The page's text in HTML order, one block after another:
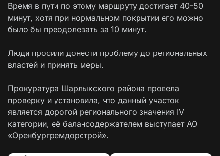
Время в пути по этому маршруту достигает 40–50
минут, хотя при нормальном покрытии его можно
было бы преодолевать за 10 минут.
Люди просили донести проблему до региональных
властей и принять меры.
Прокуратура Шарлыкского района провела
проверку и установила, что данный участок
является дорогой регионального значения IV
категории, её балансодержателем выступает АО
«Оренбургремдорстрой».